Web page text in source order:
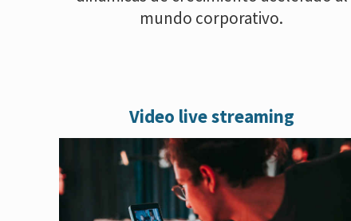
mundo corporativo.
Video live streaming